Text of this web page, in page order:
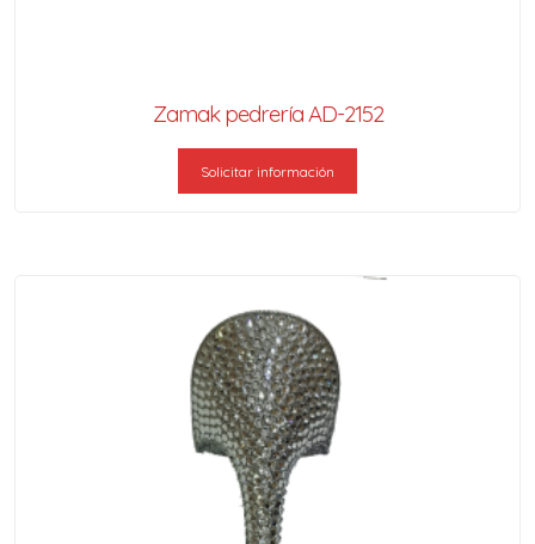
Zamak pedrería AD-2152
Solicitar información